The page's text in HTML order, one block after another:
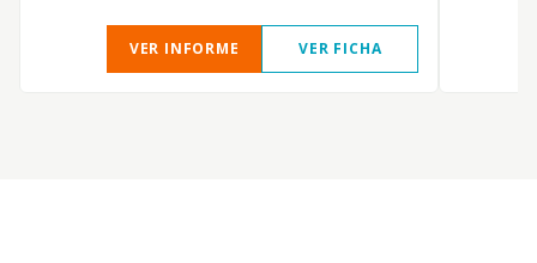
VER INFORME VER FICHA